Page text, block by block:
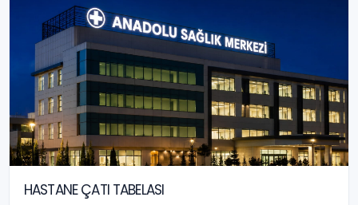
HASTANE ÇATI TABELASI